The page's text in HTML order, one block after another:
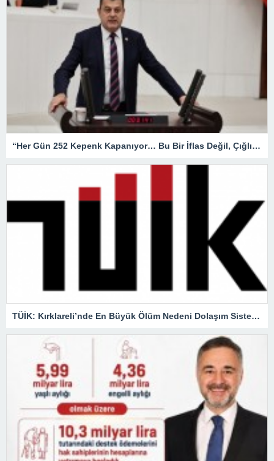
“Her Gün 252 Kepenk Kapanıyor… Bu Bir İflas Değil, Çığlıktır!”
TÜİK: Kırklareli’nde En Büyük Ölüm Nedeni Dolaşım Sistemi Hastalıkları